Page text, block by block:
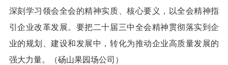
深刻学习领会全会的精神实质、核心要义，以全会精神指
引企业改革发展。要把二十届三中全会精神贯彻落实到企
业的规划、建设和发展中，转化为推动企业高质量发展的
强大力量。（砀山果园场公司 ）